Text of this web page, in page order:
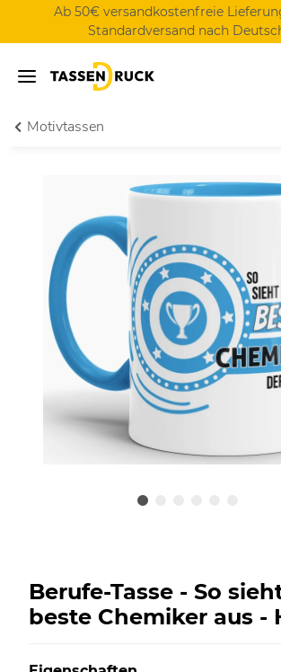
Ab 50€ versandkostenfreie
Standardversand nach
Motivtassen
Berufe-Tasse - So
beste Chemiker aus -